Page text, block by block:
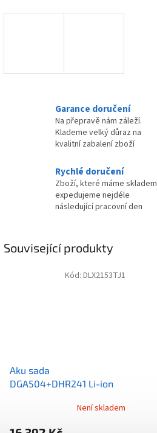
Garance doručení
Na přepravě nám záleží.
Klademe velký důraz na
kvalitní zabalení zboží
Rychlé doručení
Zboží, které máme skladem
expedujeme nejdéle
následující pracovní den
Související produkty
Aku sada
DGA504+DHR241 Li-ion
Není skladem
Kód: DLX2153TJ1